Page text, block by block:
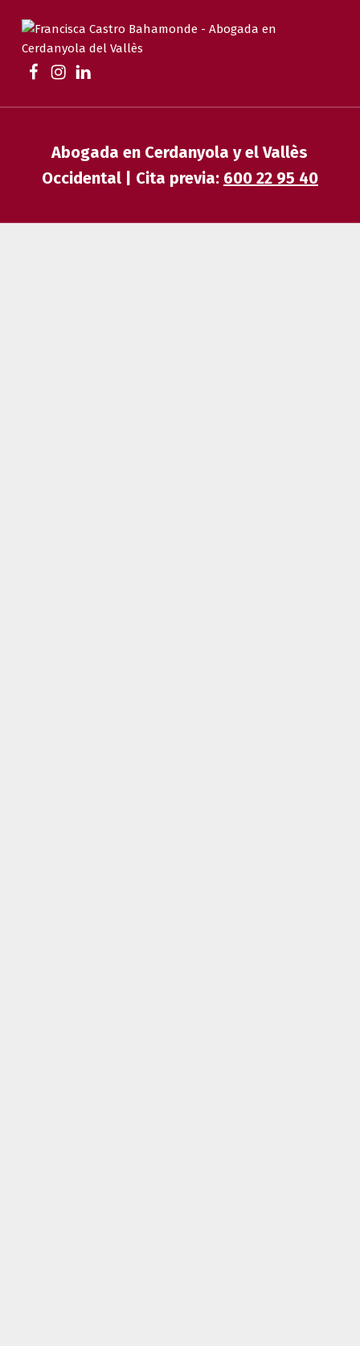
Abogada en Cerdanyola y el Vallès
Occidental | Cita previa: 600 22 95 40